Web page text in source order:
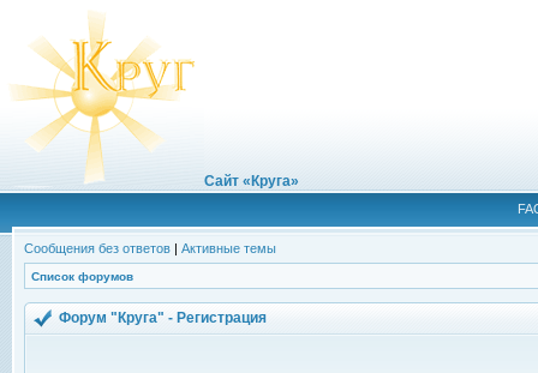
Сайт «Круга»
Сообщения без ответов | Активные темы
Список форумов
Форум "Круга" - Регистрация